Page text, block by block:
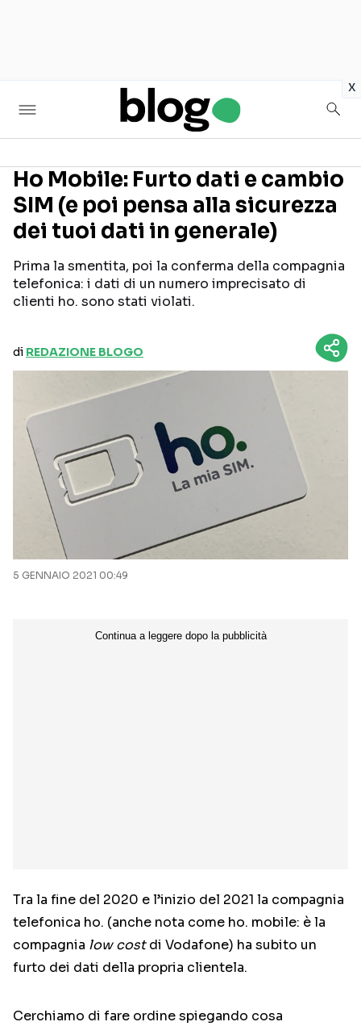
x
Seguici sui social
Ho Mobile: Furto dati e cambio
SIM (e poi pensa alla sicurezza
dei tuoi dati in generale)
Prima la smentita, poi la conferma della compagnia
telefonica: i dati di un numero imprecisato di
clienti ho. sono stati violati.
di REDAZIONE BLOGO
5 GENNAIO 2021 00:49
Tra la fine del 2020 e l’inizio del 2021 la compagnia
telefonica ho. (anche nota come ho. mobile: è la
compagnia low costdi Vodafone) ha subito un
furto dei dati della propria clientela.
Cerchiamo di fare ordine spiegando cosa